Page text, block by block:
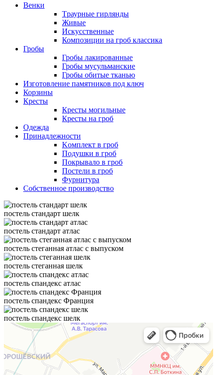
Венки
Tраурные гирлянды
Живые
Искусственные
Композиции на гроб классика
Гробы
Гробы лакированные
Гробы мусульманские
Гробы обитые тканью
Изготовление памятников под ключ
Корзины
Кресты
Кресты могильные
Кресты на гроб
Одежда
Принадлежности
Kомплект в гроб
Подушки в гроб
Покрывало в гроб
Постели в гроб
Фурнитура
Собственное производство
постель стандарт шелк
постель стандарт атлас
постель стеганная атлас с выпуском
постель стеганная шелк
постель спандекс атлас
постель спандекс Франция
постель спандекс шелк